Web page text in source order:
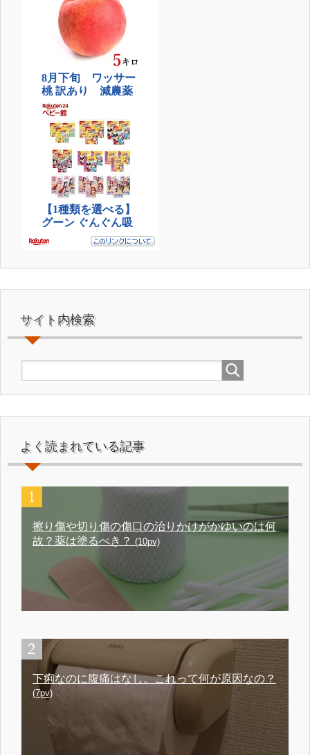
サイト内検索
よく読まれている記事
擦り傷や切り傷の傷口の治りかけがかゆいのは何
故？薬は塗るべき？ (10pv)
下痢なのに腹痛はなし。これって何が原因なの？
(7pv)